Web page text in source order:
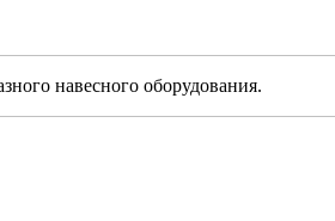
навесного оборудования.